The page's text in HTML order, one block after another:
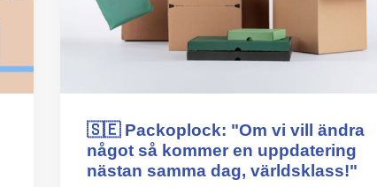
🇸🇪 Packoplock: "Om vi vill ändra
något så kommer en uppdatering
nästan samma dag, världsklass!"